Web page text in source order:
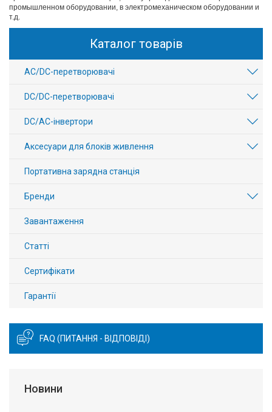
промышленном оборудовании, в электромеханическом оборудовании и
т.д.
Каталог товарів
AC/DC-перетворювачі
DC/DC-перетворювачі
DC/AC-інвертори
Аксесуари для блоків живлення
Портативна зарядна станція
Бренди
Завантаження
Статті
Сертифікати
Гарантії
FAQ (ПИТАННЯ - ВІДПОВІДІ)
Новини